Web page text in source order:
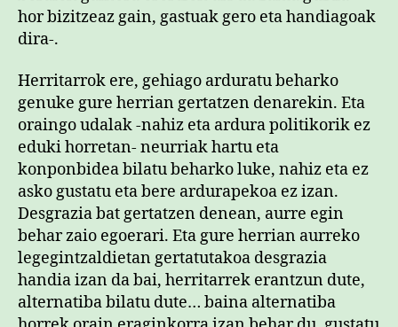
hor bizitzeaz gain, gastuak gero eta handiagoak
dira-.
Herritarrok ere, gehiago arduratu beharko
genuke gure herrian gertatzen denarekin. Eta
oraingo udalak -nahiz eta ardura politikorik ez
eduki horretan- neurriak hartu eta
konponbidea bilatu beharko luke, nahiz eta ez
asko gustatu eta bere ardurapekoa ez izan.
Desgrazia bat gertatzen denean, aurre egin
behar zaio egoerari. Eta gure herrian aurreko
legegintzaldietan gertatutakoa desgrazia
handia izan da bai, herritarrek erantzun dute,
alternatiba bilatu dute… baina alternatiba